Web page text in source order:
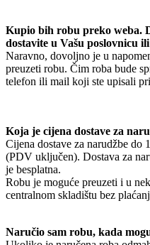
Kupio bih robu preko weba.
dostavite u Vašu poslovnicu
Naravno, dovoljno je u
preuzeti robu. Čim roba bude
telefon ili mail koji ste upisali
Koja je cijena dostave za
Cijena dostave za narudžbe
(PDV uključen). Dostava za
je besplatna.
Robu je moguće preuzeti i u
centralnom skladištu bez
Naručio sam robu, kada